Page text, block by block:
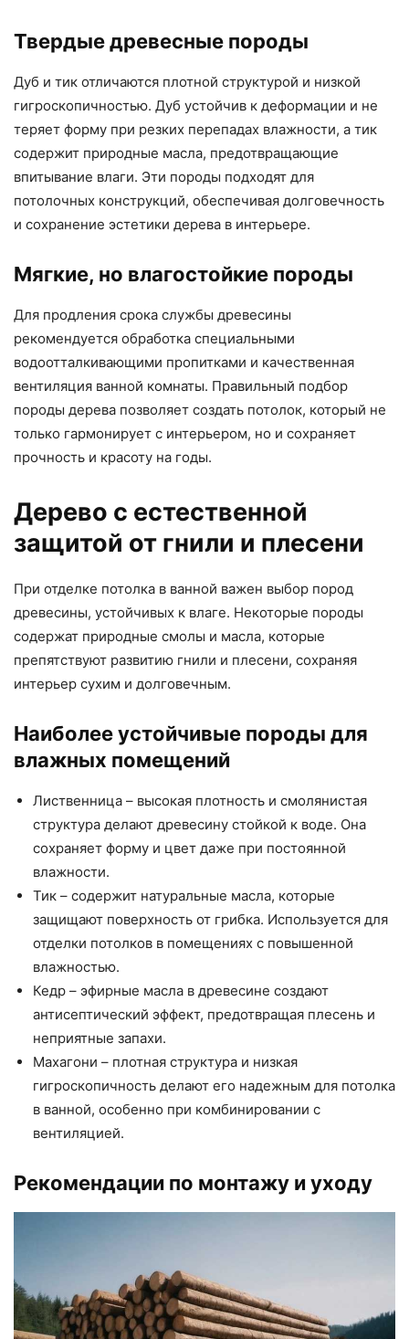
Твердые древесные породы
Дуб и тик отличаются плотной структурой и низкой
гигроскопичностью. Дуб устойчив к деформации и не
теряет форму при резких перепадах влажности, а тик
содержит природные масла, предотвращающие
впитывание влаги. Эти породы подходят для
потолочных конструкций, обеспечивая долговечность
и сохранение эстетики дерева в интерьере.
Мягкие, но влагостойкие породы
Для продления срока службы древесины
рекомендуется обработка специальными
водоотталкивающими пропитками и качественная
вентиляция ванной комнаты. Правильный подбор
породы дерева позволяет создать потолок, который не
только гармонирует с интерьером, но и сохраняет
прочность и красоту на годы.
Дерево с естественной
защитой от гнили и плесени
При отделке потолка в ванной важен выбор пород
древесины, устойчивых к влаге. Некоторые породы
содержат природные смолы и масла, которые
препятствуют развитию гнили и плесени, сохраняя
интерьер сухим и долговечным.
Наиболее устойчивые породы для
влажных помещений
Лиственница – высокая плотность и смолянистая
структура делают древесину стойкой к воде. Она
сохраняет форму и цвет даже при постоянной
влажности.
Тик – содержит натуральные масла, которые
защищают поверхность от грибка. Используется для
отделки потолков в помещениях с повышенной
влажностью.
Кедр – эфирные масла в древесине создают
антисептический эффект, предотвращая плесень и
неприятные запахи.
Махагони – плотная структура и низкая
гигроскопичность делают его надежным для потолка
в ванной, особенно при комбинировании с
вентиляцией.
Рекомендации по монтажу и уходу